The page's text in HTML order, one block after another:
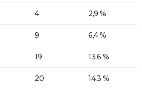
4 2,9 %
9 6,4 %
19 13,6 %
20 14,3 %